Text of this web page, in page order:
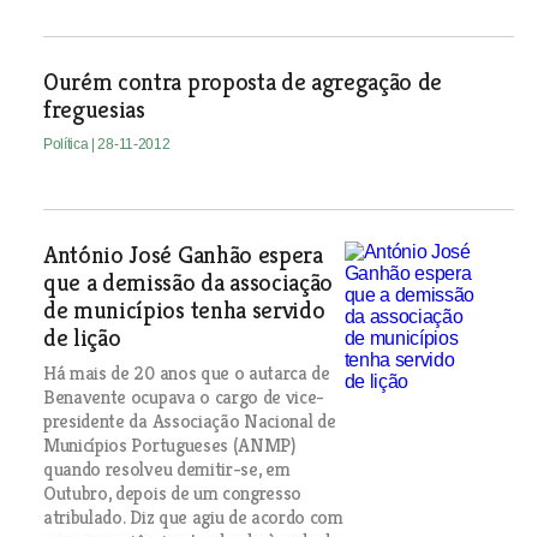
Ourém contra proposta de agregação de
freguesias
Política | 28-11-2012
António José Ganhão espera
que a demissão da associação
de municípios tenha servido
de lição
Há mais de 20 anos que o autarca de
Benavente ocupava o cargo de vice-
presidente da Associação Nacional de
Municípios Portugueses (ANMP)
quando resolveu demitir-se, em
Outubro, depois de um congresso
atribulado. Diz que agiu de acordo com